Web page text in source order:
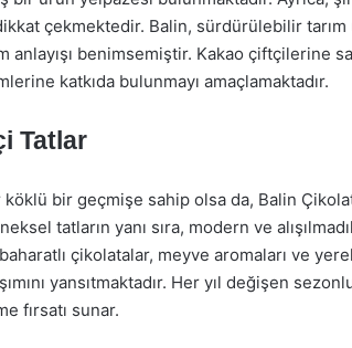
çekmektedir. Balin, sürdürülebilir tarım
benimsemiştir. Kakao çiftçilerine
katkıda bulunmayı amaçlamaktadır.
Tatlar
bir geçmişe sahip olsa da, Balin
tatların yanı sıra, modern ve
çikolatalar, meyve aromaları ve
yansıtmaktadır. Her yıl değişen
fırsatı sunar.